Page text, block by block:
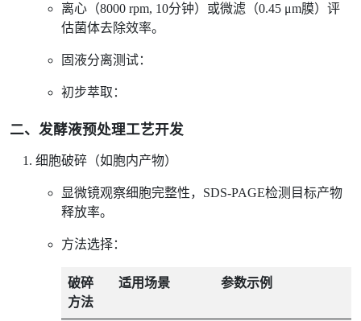
离心（8000 rpm, 10分钟）或微滤（0.45 μm膜）评
估菌体去除效率。
固液分离测试：
初步萃取：
二、发酵液预处理工艺开发
细胞破碎（如胞内产物）
显微镜观察细胞完整性，SDS-PAGE检测目标产物
释放率。
方法选择：
破碎
方法
适用场景 参数示例